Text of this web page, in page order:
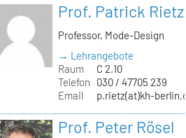
Prof. Patrick Rietz
Professor, Mode-Design
→ Lehrangebote
Raum
C 2.10
Telefon
030 / 47705 239
Email
p.rietz(at)kh-
Prof. Peter Rösel